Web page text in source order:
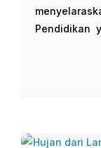
Pendidikan